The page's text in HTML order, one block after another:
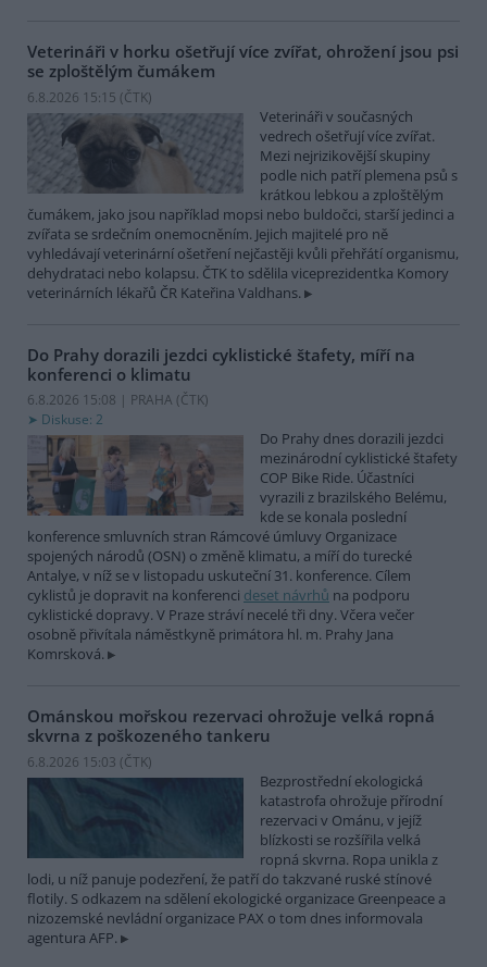
Veterináři v horku ošetřují více zvířat, ohrožení jsou psi
se zploštělým čumákem
6.8.2026 15:15 (ČTK)
Veterináři v současných
vedrech ošetřují více zvířat.
Mezi nejrizikovější skupiny
podle nich patří plemena psů s
krátkou lebkou a zploštělým
čumákem, jako jsou například mopsi nebo buldočci, starší jedinci a
zvířata se srdečním onemocněním. Jejich majitelé pro ně
vyhledávají veterinární ošetření nejčastěji kvůli přehřátí organismu,
dehydrataci nebo kolapsu. ČTK to sdělila viceprezidentka Komory
veterinárních lékařů ČR Kateřina Valdhans.
Do Prahy dorazili jezdci cyklistické štafety, míří na
konferenci o klimatu
6.8.2026 15:08 | PRAHA (ČTK)
Diskuse: 2
Do Prahy dnes dorazili jezdci
mezinárodní cyklistické štafety
COP Bike Ride. Účastníci
vyrazili z brazilského Belému,
kde se konala poslední
konference smluvních stran Rámcové úmluvy Organizace
spojených národů (OSN) o změně klimatu, a míří do turecké
Antalye, v níž se v listopadu uskuteční 31. konference. Cílem
cyklistů je dopravit na konferenci deset návrhů na podporu
cyklistické dopravy. V Praze stráví necelé tři dny. Včera večer
osobně přivítala náměstkyně primátora hl. m. Prahy Jana
Komrsková.
Ománskou mořskou rezervaci ohrožuje velká ropná
skvrna z poškozeného tankeru
6.8.2026 15:03 (ČTK)
Bezprostřední ekologická
katastrofa ohrožuje přírodní
rezervaci v Ománu, v jejíž
blízkosti se rozšířila velká
ropná skvrna. Ropa unikla z
lodi, u níž panuje podezření, že patří do takzvané ruské stínové
flotily. S odkazem na sdělení ekologické organizace Greenpeace a
nizozemské nevládní organizace PAX o tom dnes informovala
agentura AFP.